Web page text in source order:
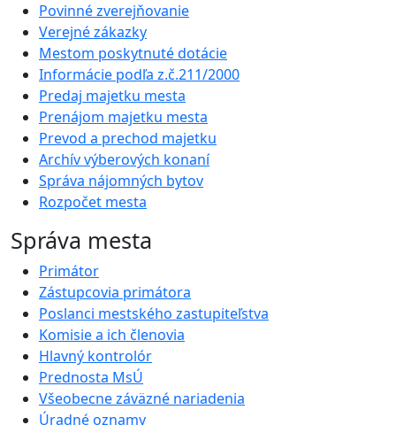
Povinné zverejňovanie
Verejné zákazky
Mestom poskytnuté dotácie
Informácie podľa z.č.211/2000
Predaj majetku mesta
Prenájom majetku mesta
Prevod a prechod majetku
Archív výberových konaní
Správa nájomných bytov
Rozpočet mesta
Správa mesta
Primátor
Zástupcovia primátora
Poslanci mestského zastupiteľstva
Komisie a ich členovia
Hlavný kontrolór
Prednosta MsÚ
Všeobecne záväzné nariadenia
Úradné oznamy